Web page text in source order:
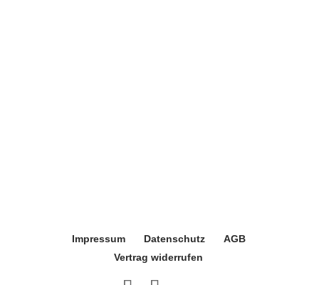
Impressum Datenschutz
AGB
Vertrag widerrufen